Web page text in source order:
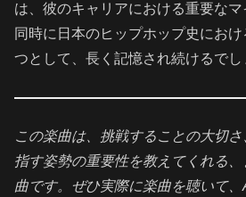
は、彼のキャリアにおける重要なマ
同時に日本のヒップホップ史にお
つとして、長く記憶され続けるでし
この楽曲は、挑戦することの大切
指す姿勢の重要性を教えてくれる
曲です。ぜひ実際に楽曲を聴いて